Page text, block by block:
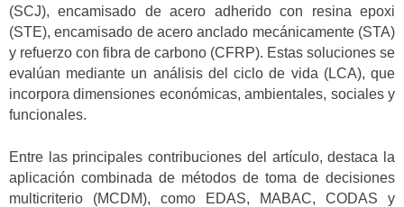
(SCJ), encamisado de acero adherido con resina epoxi
(STE), encamisado de acero anclado mecánicamente (STA)
y refuerzo con fibra de carbono (CFRP). Estas soluciones se
evalúan mediante un análisis del ciclo de vida (LCA), que
incorpora dimensiones económicas, ambientales, sociales y
funcionales.
Entre las principales contribuciones del artículo, destaca la
aplicación combinada de métodos de toma de decisiones
multicriterio (MCDM), como EDAS, MABAC, CODAS y